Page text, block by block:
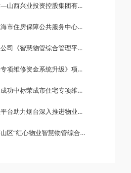
索福特软件成功中标—山西兴业投资控股集团有限公司房地产公司住宅维修资金管理信息系统采购项目
索福特软件中标《威海市住房保障公共服务中心房屋交易与产权管理信息平台和智慧物业综合信息服务平台升级及运维服务项目》
山东索福特软件有限公司《智慧物管综合管理平台》及《住宅专项维修资金管理系统》近日完成数据库国产化适配
索福特《荣成市住宅专项维修资金系统升级》项目成功验收
索福特软件有限公司成功中标荣成市住宅专项维修资金专户管理采购项目
索福特智慧物业管理平台助力烟台深入推进物业管理服务专项整治
索福特软件受邀对莱山区“红心物业智慧物管综合服务平台”开展线下培训工作